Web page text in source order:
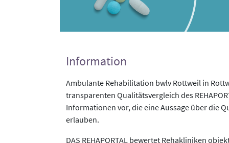
Information
Ambulante Rehabilitation bwlv Rottweil in
transparenten Qualitätsvergleich des
Informationen vor, die eine Aussage über die
erlauben.
DAS REHAPORTAL bewertet Rehakliniken